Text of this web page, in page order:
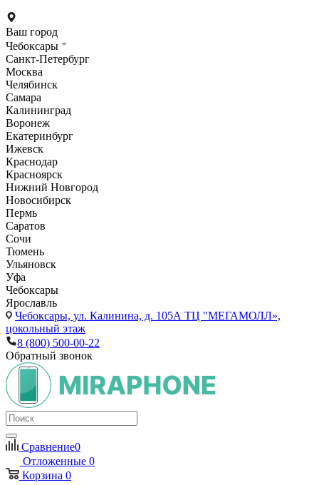
Ваш город
Чебоксары
Санкт-Петербург
Москва
Челябинск
Самара
Калининград
Воронеж
Екатеринбург
Ижевск
Краснодар
Красноярск
Нижний Новгород
Новосибирск
Пермь
Саратов
Сочи
Тюмень
Ульяновск
Уфа
Чебоксары
Ярославль
Чебоксары, ул. Калинина, д. 105А ТЦ "МЕГАМОЛЛ»,
цокольный этаж
8 (800) 500-00-22
Обратный звонок
Сравнение0
Отложенные 0
Корзина 0